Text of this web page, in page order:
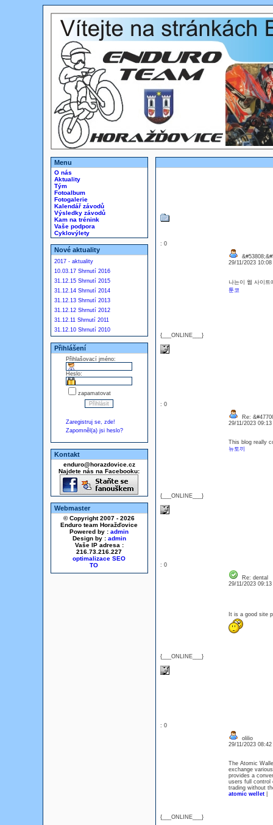
Menu
O nás
Aktuality
Tým
Fotoalbum
Fotogalerie
Kalendář závodů
Výsledky závodů
Kam na trénink
Vaše podpora
Cyklovýlety
Nové aktuality
2017 - aktuality
10.03.17 Shrnutí 2016
31.12.15 Shrnutí 2015
31.12.14 Shrnutí 2014
31.12.13 Shrnutí 2013
31.12.12 Shrnutí 2012
31.12.11 Shrnutí 2011
31.12.10 Shrnutí 2010
Přihlášení
Přihlašovací jméno:
Heslo:
zapamatovat
Zaregistruj se, zde!
Zapomněl(a) jsi heslo?
Kontakt
enduro@horazdovice.cz
Najdete nás na Facebooku:
Webmaster
© Copyright 2007 - 2026
Enduro team Horažďovice
Powered by : admin
Design by : admin
Vaše IP adresa :
216.73.216.227
optimalizace SEO
: 0
{___ONLINE___}
29/11/2023
나는이 웹 사이트
툰코
: 0
{___ONLINE___}
Re:
29/11/2023
This blog really
뉴토끼
: 0
{___ONLINE___}
Re: dental
29/11/2023
It is a good site
: 0
{___ONLINE___}
olilio
29/11/2023
The Atomic
exchange
provides a
users full control
trading without
atomic wellet|